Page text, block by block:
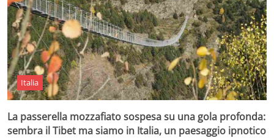
Italia
La passerella mozzafiato sospesa su una gola profonda:
sembra il Tibet ma siamo in Italia, un paesaggio ipnotico